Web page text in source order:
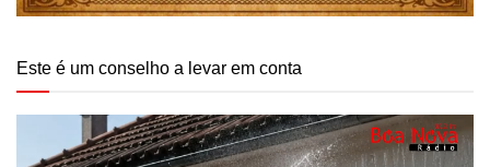
Este é um conselho a levar em conta